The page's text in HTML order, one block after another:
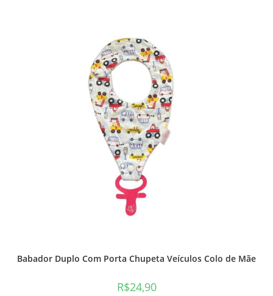
Babador Duplo Com Porta Chupeta Veículos Colo de Mãe
R$24,90